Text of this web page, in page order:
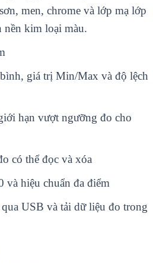
men, chrome và lớp mạ lớp
nền kim loại màu.
giá trị Min/Max và độ lệch
hạn vượt ngưỡng đo cho
có thể đọc và xóa
và hiệu chuẩn đa điểm
USB và tải dữ liệu đo trong